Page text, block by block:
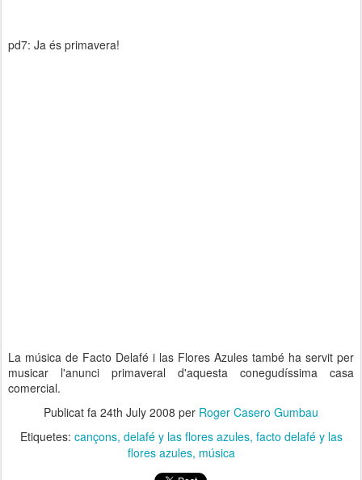
pd7: Ja és primavera!
La música de Facto Delafé i las Flores Azules també ha servit per
musicar l'anunci primaveral d'aquesta conegudíssima casa
comercial.
Publicat fa 24th July 2008 per Roger Casero Gumbau
Etiquetes: cançons delafé y las flores azules facto delafé y las
flores azules música